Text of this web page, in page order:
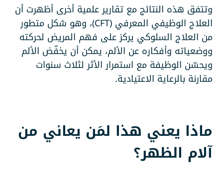
وتتفق هذه النتائج مع تقارير علمية أخرى أظهرت أن
العلاج الوظيفي المعرفي (CFT)، وهو شكل متطور
من العلاج السلوكي يركز على فهم المريض لحركته
ووضعياته وأفكاره عن الألم، يمكن أن يخفّض الألم
ويحسّن الوظيفة مع استمرار الأثر لثلاث سنوات
مقارنة بالرعاية الاعتيادية.
ماذا يعني هذا لمَن يعاني من
آلام الظهر؟